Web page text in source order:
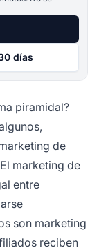
días
piramidal?
de
marketing de
entre
son marketing
reciben